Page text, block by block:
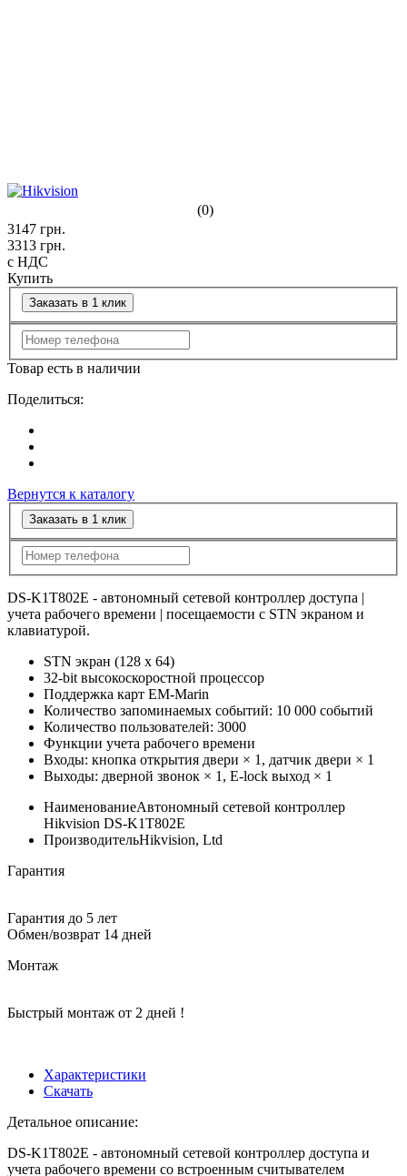
(0)
3147 грн.
3313 грн.
с НДС
Купить
Заказать в 1 клик
Товар есть в наличии
Поделиться:
Вернутся к каталогу
Заказать в 1 клик
DS-K1T802E - автономный сетевой контроллер доступа |
учета рабочего времени | посещаемости с STN экраном и
клавиатурой.
STN экран (128 x 64)
32-bit высокоскоростной процессор
Поддержка карт EM-Marin
Количество запоминаемых событий: 10 000 событий
Количество пользователей: 3000
Функции учета рабочего времени
Входы: кнопка открытия двери × 1, датчик двери × 1
Выходы: дверной звонок × 1, E-lock выход × 1
НаименованиеАвтономный сетевой контроллер
Hikvision DS-K1T802E
ПроизводительHikvision, Ltd
Гарантия
Гарантия до 5 лет
Обмен/возврат 14 дней
Монтаж
Быстрый монтаж от 2 дней !
Характеристики
Скачать
Детальное описание:
DS-K1T802E - автономный сетевой контроллер доступа и
учета рабочего времени со встроенным считывателем